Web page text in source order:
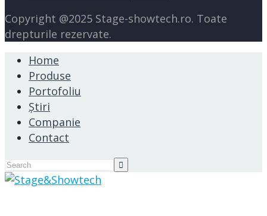
Copyright @2025 Stage-showtech.ro. Toate
drepturile rezervate.
Home
Produse
Portofoliu
Știri
Companie
Contact